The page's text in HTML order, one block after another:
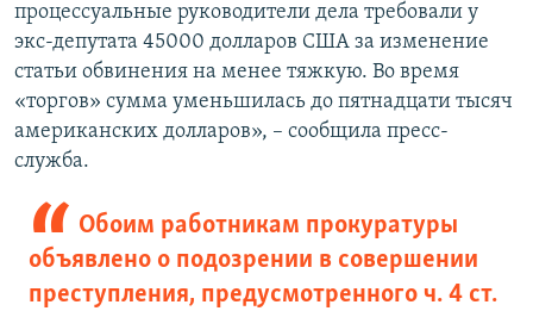
процессуальные руководители дела требовали у
экс-депутата 45000 долларов США за изменение
статьи обвинения на менее тяжкую. Во время
«торгов» сумма уменьшилась до пятнадцати тысяч
американских долларов», – сообщила пресс-
служба.
Обоим работникам прокуратуры
объявлено о подозрении в совершении
преступления, предусмотренного ч. 4 ст.